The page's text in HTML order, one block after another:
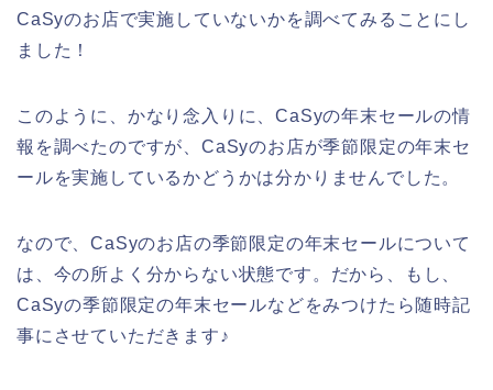
CaSyのお店で実施していないかを調べてみることにし
ました！
このように、かなり念入りに、CaSyの年末セールの情
報を調べたのですが、CaSyのお店が季節限定の年末セ
ールを実施しているかどうかは分かりませんでした。
なので、CaSyのお店の季節限定の年末セールについて
は、今の所よく分からない状態です。だから、もし、
CaSyの季節限定の年末セールなどをみつけたら随時記
事にさせていただきます♪